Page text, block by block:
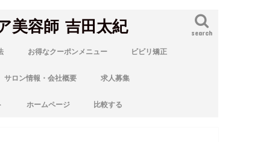
美容師 吉田太紀 search
お得なクーポンメニュー ビビリ矯正
サロン情報・会社概要 求人募集
ホームページ 比較する